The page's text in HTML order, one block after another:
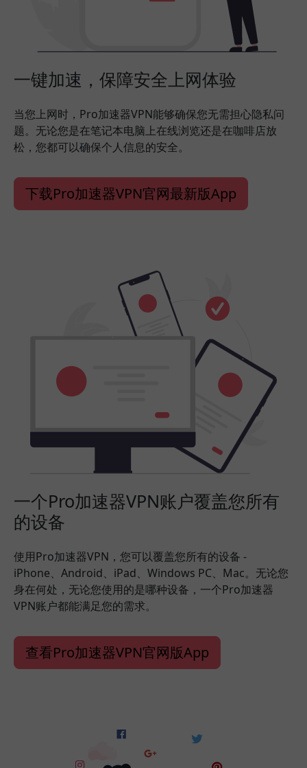
一键加速，保障安全上网体验
当您上网时，Pro加速器VPN能够确保您无需担心隐私问
题。无论您是在笔记本电脑上在线浏览还是在咖啡店放
松，您都可以确保个人信息的安全。
下载Pro加速器VPN官网最新版App
一个Pro加速器VPN账户覆盖您所有
的设备
使用Pro加速器VPN，您可以覆盖您所有的设备 -
iPhone、Android、iPad、Windows PC、Mac。无论您
身在何处，无论您使用的是哪种设备，一个Pro加速器
VPN账户都能满足您的需求。
查看Pro加速器VPN官网版App